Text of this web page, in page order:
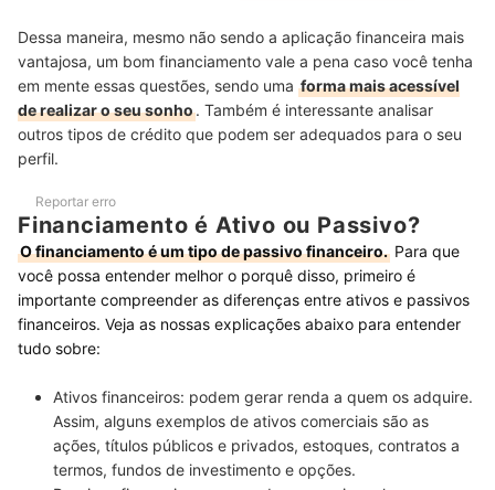
Dessa maneira, mesmo não sendo a aplicação financeira mais
vantajosa, um bom financiamento vale a pena caso você tenha
em mente essas questões, sendo uma forma mais acessível
de realizar o seu sonho. Também é interessante analisar
outros tipos de crédito que podem ser adequados para o seu
perfil.
Reportar erro
Financiamento é Ativo ou Passivo?
O financiamento é um tipo de passivo financeiro. Para que
você possa entender melhor o porquê disso, primeiro é
importante compreender as diferenças entre ativos e passivos
financeiros. Veja as nossas explicações abaixo para entender
tudo sobre:
Ativos financeiros: podem gerar renda a quem os adquire.
Assim, alguns exemplos de ativos comerciais são as
ações, títulos públicos e privados, estoques, contratos a
termos, fundos de investimento e opções.